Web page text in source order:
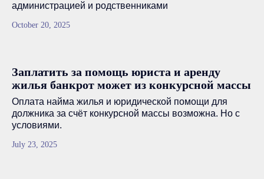
администрацией и родственниками
October 20, 2025
Заплатить за помощь юриста и аренду
жилья банкрот может из конкурсной массы
Оплата найма жилья и юридической помощи для
должника за счёт конкурсной массы возможна. Но с
условиями.
July 23, 2025